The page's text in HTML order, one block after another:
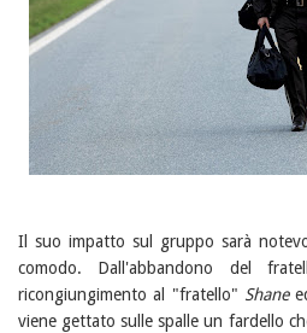
Il suo impatto sul gruppo sarà
comodo. Dall'abbandono del
ricongiungimento al "fratello" Shane
viene gettato sulle spalle un fardello